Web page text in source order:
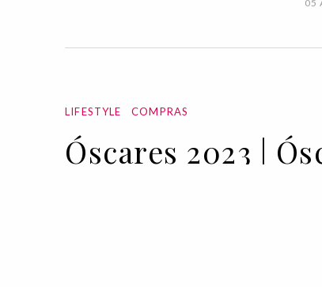
05
LIFESTYLE COMPRAS
Óscares 2023 |